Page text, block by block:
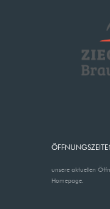
unsere aktuellen
Homepage.